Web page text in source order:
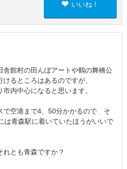
いいね！
館村の田んぼアートや鶴の舞橋公
るところはあるのですが、
内中心になると思います。
で空港まで4、50分かかるので そ
は青森駅に着いていたほうがいいで
れとも青森ですか？